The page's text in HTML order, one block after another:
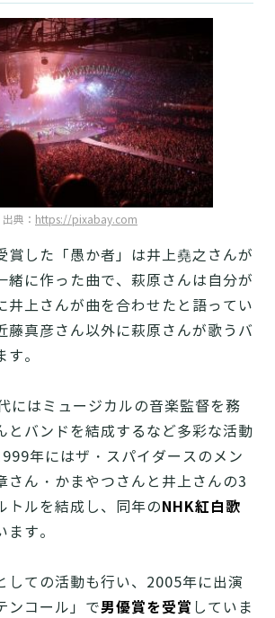
出典： https://pixabay.com
賞した「愚か者」は井上堯之さんが
緒に作った曲で、萩原さんは自分が
井上さんが曲を合わせたと語ってい
藤真彦さん以外に萩原さんが歌うバ
。
にはミュージカルの音楽監督を務
とバンドを結成するなど多彩な活動
年にはザ・スパイダースのメン
さん・かまやつさんと井上さんの3
トルを結成し、同年のNHK紅白歌
ます。
しての活動も行い、2005年に出演
ンコール」で男優賞を受賞 していま